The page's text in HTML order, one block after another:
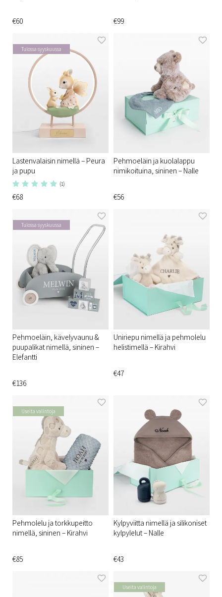
€60 €99
Tulossa syyskuussa
Lastenvalaisin nimellä – Peura
ja pupu
(1)
€68
Pehmoeläin ja kuolalappu
nimikoituina, sininen – Nalle
€56
Tulossa syyskuussa
Pehmoeläin, kävelyvaunu &
puupalikat nimellä, sininen –
Elefantti
€136
Uniriepu nimellä ja pehmolelu
helistimellä – Kirahvi
€47
Useita valintoja
Pehmolelu ja torkkupeitto
nimellä, sininen – Kirahvi
€85
Kylpyviitta nimellä ja silikoniset
kylpylelut – Nalle
€43
Useita valintoja